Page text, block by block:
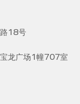
18号
龙广场1幢707室